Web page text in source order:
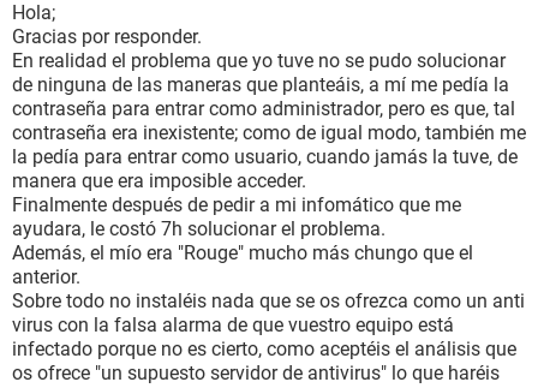
Hola;
Gracias por responder.
En realidad el problema que yo tuve no se pudo solucionar
de ninguna de las maneras que planteáis, a mí me pedía la
contraseña para entrar como administrador, pero es que, tal
contraseña era inexistente; como de igual modo, también me
la pedía para entrar como usuario, cuando jamás la tuve, de
manera que era imposible acceder.
Finalmente después de pedir a mi infomático que me
ayudara, le costó 7h solucionar el problema.
Además, el mío era "Rouge" mucho más chungo que el
anterior.
Sobre todo no instaléis nada que se os ofrezca como un anti
virus con la falsa alarma de que vuestro equipo está
infectado porque no es cierto, como aceptéis el análisis que
os ofrece "un supuesto servidor de antivirus" lo que haréis